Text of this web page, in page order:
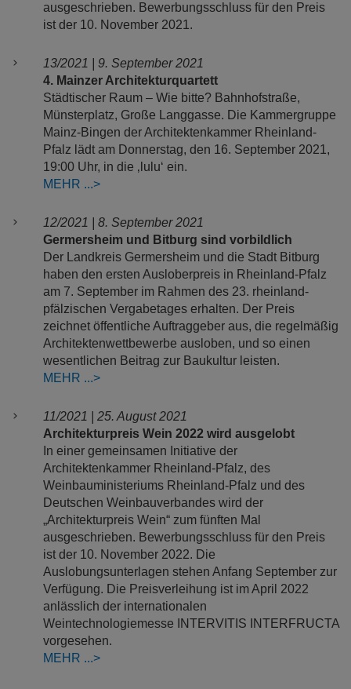
ausgeschrieben. Bewerbungsschluss für den Preis
ist der 10. November 2021.
13/2021 | 9. September 2021
4. Mainzer Architekturquartett
Städtischer Raum – Wie bitte? Bahnhofstraße,
Münsterplatz, Große Langgasse. Die Kammergruppe
Mainz-Bingen der Architektenkammer Rheinland-
Pfalz lädt am Donnerstag, den 16. September 2021,
19:00 Uhr, in die ‚lulu‘ ein.
MEHR
12/2021 | 8. September 2021
Germersheim und Bitburg sind vorbildlich
Der Landkreis Germersheim und die Stadt Bitburg
haben den ersten Ausloberpreis in Rheinland-Pfalz
am 7. September im Rahmen des 23. rheinland-
pfälzischen Vergabetages erhalten. Der Preis
zeichnet öffentliche Auftraggeber aus, die regelmäßig
Architektenwettbewerbe ausloben, und so einen
wesentlichen Beitrag zur Baukultur leisten.
MEHR
11/2021 | 25. August 2021
Architekturpreis Wein 2022 wird ausgelobt
In einer gemeinsamen Initiative der
Architektenkammer Rheinland-Pfalz, des
Weinbauministeriums Rheinland-Pfalz und des
Deutschen Weinbauverbandes wird der
„Architekturpreis Wein“ zum fünften Mal
ausgeschrieben. Bewerbungsschluss für den Preis
ist der 10. November 2022. Die
Auslobungsunterlagen stehen Anfang September zur
Verfügung. Die Preisverleihung ist im April 2022
anlässlich der internationalen
Weintechnologiemesse INTERVITIS INTERFRUCTA
vorgesehen.
MEHR